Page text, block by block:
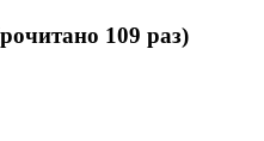
109 раз)